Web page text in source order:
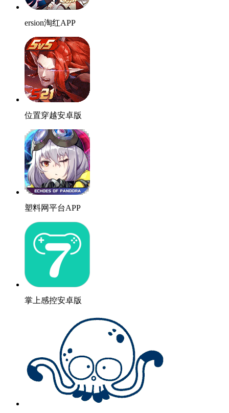
ersion淘红APP
位置穿越安卓版
塑料网平台APP
掌上感控安卓版